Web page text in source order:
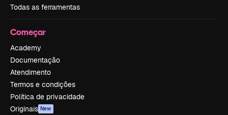
Todas as ferramentas
Começar
Academy
Documentação
Atendimento
Termos e condições
Política de privacidade
Originais New